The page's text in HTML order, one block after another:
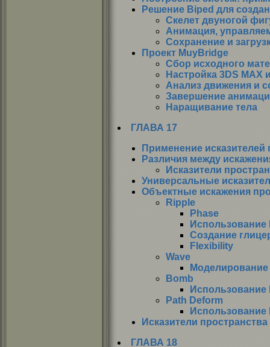
Решение Biped для
Скелет двуногой
Анимация,
Сохранение и
Проект MuyBridge
Сбор исходного
Настройка 3DS МАХ
Анализ движения и
Завершение
Наращивание тела
ГЛАВА 17
Применение исказителей
Различия между
Исказители
Универсальные
Объектные искажения
Ripple
Phase
Создание
Flexibility
Wave
Bomb
Использование
Path Deform
Использование
Исказители пространства
ГЛАВА 18